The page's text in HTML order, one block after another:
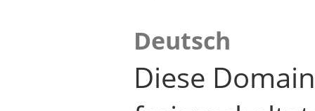
Deutsch
Diese